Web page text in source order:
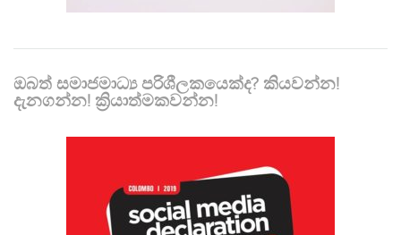
ඔබත් සමාජමාධ්‍ය පරිශීලකයෙක්ද? කියවන්න!
දැනගන්න! ක්‍රියාත්මකවන්න!